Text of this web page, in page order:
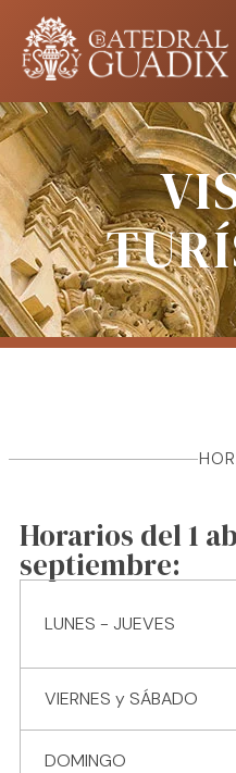
Horarios del 1
septiembre:
LUNES - JUEVES
VIERNES y SÁBADO
DOMINGO